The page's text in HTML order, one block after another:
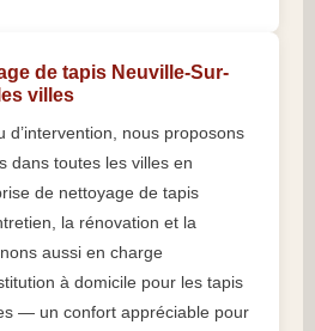
de tapis Neuville-Sur-
villes
d’intervention, nous proposons
dans toutes les villes en
de nettoyage de tapis
la rénovation et la
aussi en charge
à domicile pour les tapis
— un confort appréciable pour